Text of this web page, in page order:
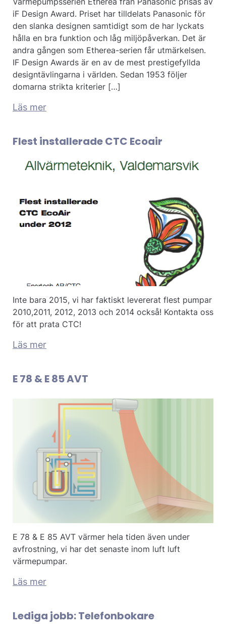
iF Design Award. Priset har tilldelats Panasonic för
den slanka designen samtidigt som de har lyckats
hålla en bra funktion och låg miljöpåverkan. Det är
andra gången som Etherea-serien får utmärkelsen.
IF Design Awards är en av de mest prestigefyllda
designtävlingarna i världen. Sedan 1953 följer
domarna strikta kriterier […]
Läs mer
Flest installerade CTC Ecoair
Inte bara 2015, vi har faktiskt levererat flest pumpar
2010,2011, 2012, 2013 och 2014 också! Kontakta oss
för att prata CTC!
Läs mer
E 78 & E 85 AVT
E 78 & E 85 AVT värmer hela tiden även under
avfrostning, vi har det senaste inom luft luft
värmepumpar.
Läs mer
Lediga jobb: Telefonbokare